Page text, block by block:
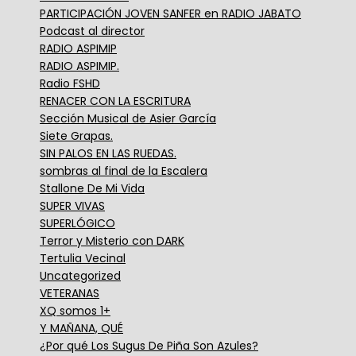
PARTICIPACIÓN JOVEN SANFER en RADIO JABATO
Podcast al director
RADIO ASPIMIP
RADIO ASPIMIP.
Radio FSHD
RENACER CON LA ESCRITURA
Sección Musical de Asier García
Siete Grapas.
SIN PALOS EN LAS RUEDAS.
sombras al final de la Escalera
Stallone De Mi Vida
SUPER VIVAS
SUPERLÓGICO
Terror y Misterio con DARK
Tertulia Vecinal
Uncategorized
VETERANAS
XQ somos 1+
Y MAÑANA, QUÉ
¿Por qué Los Sugus De Piña Son Azules?